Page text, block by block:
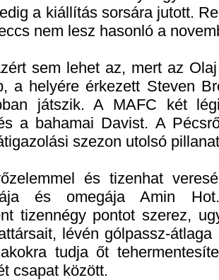
a kiállítás sorsára jutott.
nem lesz hasonló a
sem lehet az, mert az
a helyére érkezett Steven
játszik. A MAFC két
a bahamai Davist. A
szezon utolsó
és tizenhat
és omegája Amin
tizennégy pontot szerez,
lévén gólpassz-
tudja őt
csapat között.